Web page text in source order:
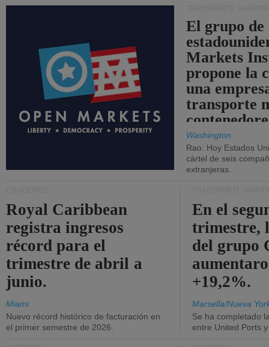
El grupo de
Markets
propone la
una
transporte
Washington
Rao: Hoy Estados
cártel de seis
extranjeras.
Royal Caribbean
registra ingresos
récord para el
trimestre de abril a
junio.
Miami
Nuevo récord histórico de facturación en
el primer semestre de 2026.
En el
trimestre,
del grupo
+19,2%.
Marsella/Nueva
Se ha completado
entre United Ports